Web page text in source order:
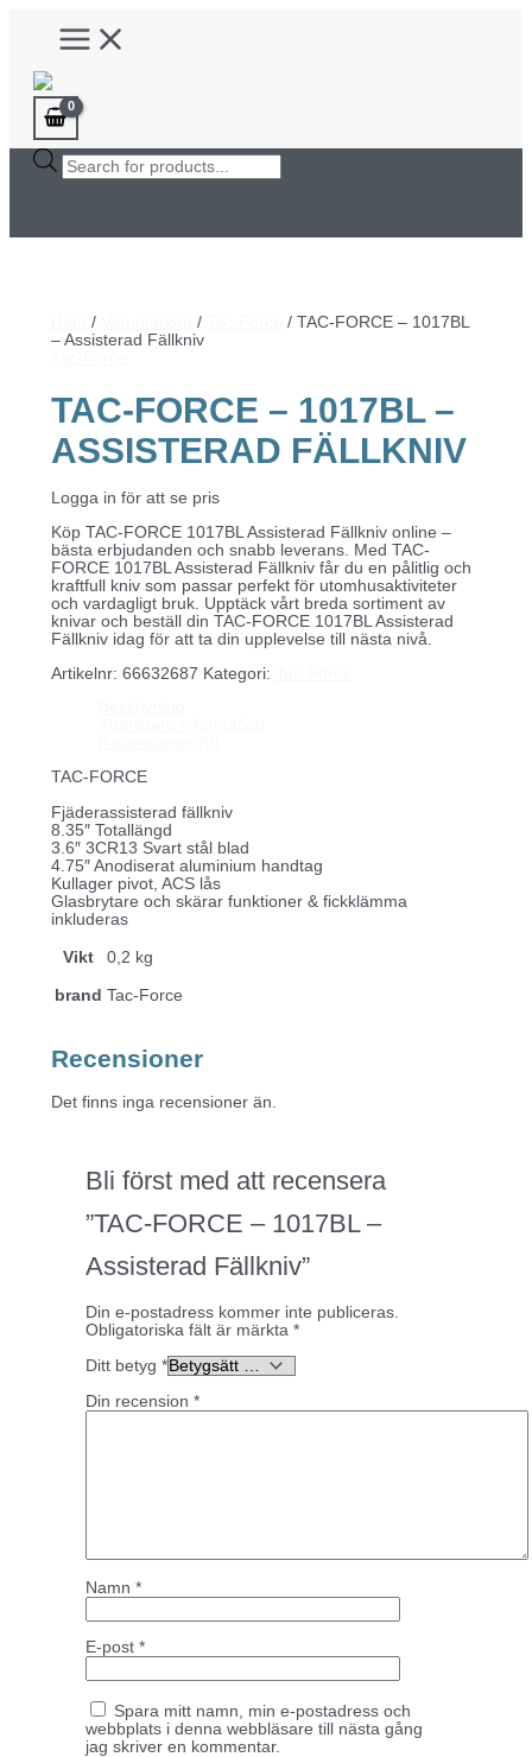
innehåll
Main
Menu
Products
search
/ /
/ TAC-FORCE – 1017BL
– Assisterad Fällkniv
TAC-FORCE – 1017BL –
ASSISTERAD FÄLLKNIV
Logga in för att se pris
Köp TAC-FORCE 1017BL Assisterad Fällkniv online –
bästa erbjudanden och snabb leverans. Med TAC-
FORCE 1017BL Assisterad Fällkniv får du en pålitlig och
kraftfull kniv som passar perfekt för utomhusaktiviteter
och vardagligt bruk. Upptäck vårt breda sortiment av
knivar och beställ din TAC-FORCE 1017BL Assisterad
Fällkniv idag för att ta din upplevelse till nästa nivå.
Artikelnr: 66632687 Kategori:
TAC-FORCE
Fjäderassisterad fällkniv
8.35″ Totallängd
3.6″ 3CR13 Svart stål blad
4.75″ Anodiserat aluminium handtag
Kullager pivot, ACS lås
Glasbrytare och skärar funktioner & fickklämma
inkluderas
Vikt 0,2 kg
brand Tac-Force
Recensioner
Det finns inga recensioner än.
Bli först med att recensera
”TAC-FORCE – 1017BL –
Assisterad Fällkniv”
Din e-postadress kommer inte publiceras.
Obligatoriska fält är märkta *
Ditt betyg *
Din recension *
Namn *
E-post *
Spara mitt namn, min e-postadress och
webbplats i denna webbläsare till nästa gång
jag skriver en kommentar.